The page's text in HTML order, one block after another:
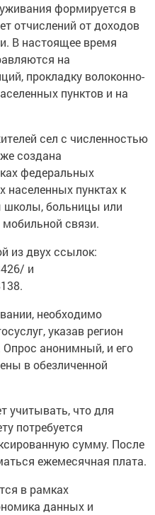
формируется в
отчислений от доходов
В настоящее время
на
прокладку волоконно-
пунктов и на
сел с численностью
создана
федеральных
населенных пунктах к
школы, больницы или
связи.
из двух ссылок:
и
необходимо
указав регион
анонимный, и его
в обезличенной
учитывать, что для
потребуется
сумму. После
ежемесячная плата.
в рамках
данных и